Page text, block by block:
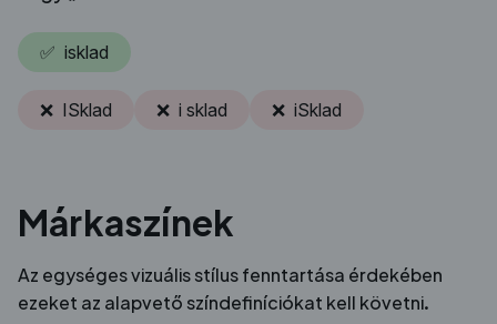
✅ isklad
❌ ISklad ❌ i sklad ❌ iSklad
Márkaszínek
Az egységes vizuális stílus fenntartása érdekében
ezeket az alapvető színdefiníciókat kell követni.